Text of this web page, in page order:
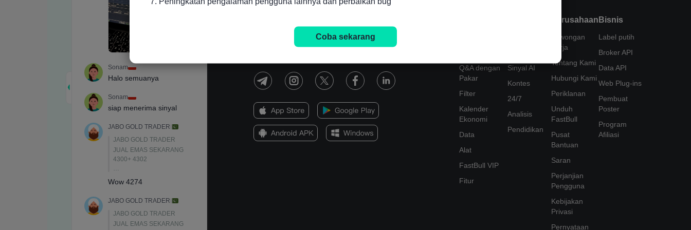
Hak Cipta © 2026 FastBull Ltd
728 RM B 7/F GEE LOK IND BLDG NO 34 HUNG TO RD KWUN TONG
Q&A dengan
Pakar
Filter
Kalender
Ekonomi
Data
Alat
FastBull VIP
Fitur
Sinyal AI
Kontes
24/7
Analisis
Pendidikan
Perusahaan
Lowongan
Kerja
Tentang Kami
Hubungi Kami
Periklanan
Unduh
FastBull
Pusat
Bantuan
Saran
Perjanjian
Pengguna
Kebijakan
Privasi
Pernyataan
Bisnis
Label putih
Broker API
Data API
Web Plug-ins
Pembuat
Poster
Program
Afiliasi
Coba sekarang